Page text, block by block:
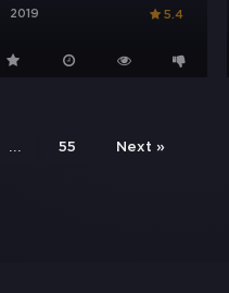
2019 5.4
55 Next »